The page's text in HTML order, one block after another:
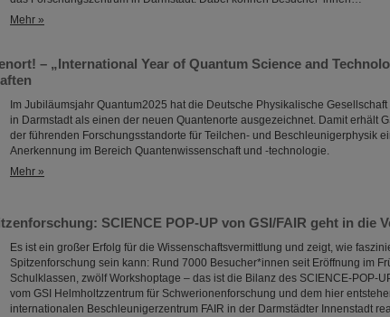
Mehr »
– „International Year of Quantum Science and
Im Jubiläumsjahr Quantum2025 hat die Deutsche Physikalische Gesellschaft
in Darmstadt als einen der neuen Quantenorte ausgezeichnet. Damit erhält
der führenden Forschungsstandorte für Teilchen- und Beschleunigerphysik
Anerkennung im Bereich Quantenwissenschaft und -technologie.
Mehr »
SCIENCE POP-UP von GSI/FAIR geht in die
Es ist ein großer Erfolg für die Wissenschaftsvermittlung und zeigt, wie
Spitzenforschung sein kann: Rund 7000 Besucher*innen seit Eröffnung im
Schulklassen, zwölf Workshoptage – das ist die Bilanz des SCIENCE-POP-
vom GSI Helmholtzzentrum für Schwerionenforschung und dem hier
internationalen Beschleunigerzentrum FAIR in der Darmstädter Innenstadt